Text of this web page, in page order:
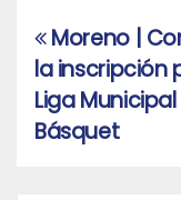
de
entradas
Moreno |
la inscripción
Liga
Básquet